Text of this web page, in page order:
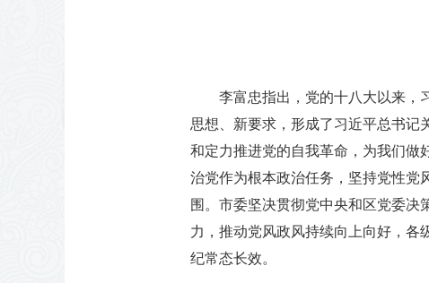
李富忠指出，党的十八大以来，
思想、新要求，形成了习近平总书记
和定力推进党的自我革命，为我们做
治党作为根本政治任务，坚持党性党
围。市委坚决贯彻党中央和区党委
力，推动党风政风持续向上向好，各
纪常态长效。